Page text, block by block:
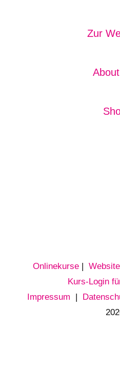
Zur
Onlinekurse|
Kurs-Login
Impressum |